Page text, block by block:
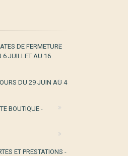
DE FERMETURE
6 JUILLET AU 16
DU 29 JUIN AU 4
BOUTIQUE -
ET PRESTATIONS -